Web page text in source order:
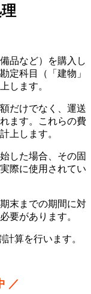
品など）を購入し
定科目（「建物」
します。
だけでなく、運送
ます。これらの費
上します。
した場合、その固
際に使用されてい
末までの期間に対
要があります。
算を行います。
／